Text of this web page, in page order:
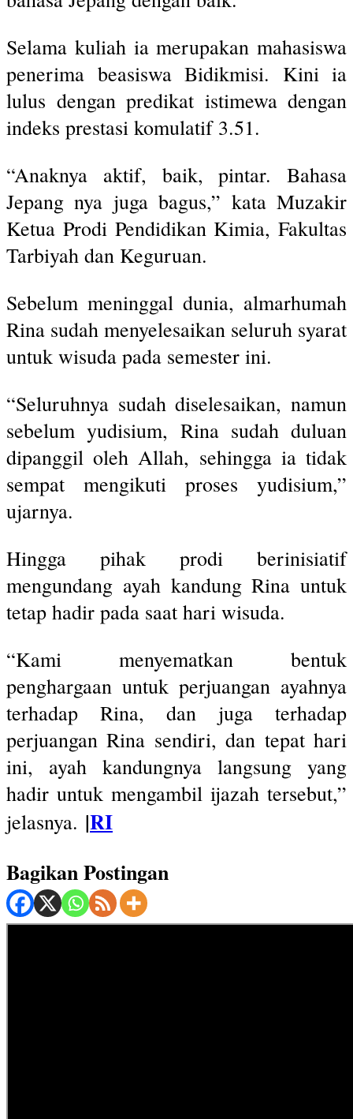
Selama kuliah ia merupakan mahasiswa
penerima beasiswa Bidikmisi. Kini ia
lulus dengan predikat istimewa dengan
indeks prestasi komulatif 3.51.
“Anaknya aktif, baik, pintar. Bahasa
Jepang nya juga bagus,” kata Muzakir
Ketua Prodi Pendidikan Kimia, Fakultas
Tarbiyah dan Keguruan.
Sebelum meninggal dunia, almarhumah
Rina sudah menyelesaikan seluruh syarat
untuk wisuda pada semester ini.
“Seluruhnya sudah diselesaikan, namun
sebelum yudisium, Rina sudah duluan
dipanggil oleh Allah, sehingga ia tidak
sempat mengikuti proses yudisium,”
ujarnya.
Hingga pihak prodi berinisiatif
mengundang ayah kandung Rina untuk
tetap hadir pada saat hari wisuda.
“Kami menyematkan bentuk
penghargaan untuk perjuangan ayahnya
terhadap Rina, dan juga terhadap
perjuangan Rina sendiri, dan tepat hari
ini, ayah kandungnya langsung yang
hadir untuk mengambil ijazah tersebut,”
jelasnya. |RI
Bagikan Postingan